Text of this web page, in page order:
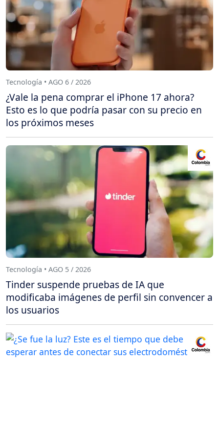
Tecnología • AGO 6 / 2026
¿Vale la pena comprar el iPhone 17 ahora?
Esto es lo que podría pasar con su precio en
los próximos meses
Tecnología • AGO 5 / 2026
Tinder suspende pruebas de IA que
modificaba imágenes de perfil sin convencer a
los usuarios